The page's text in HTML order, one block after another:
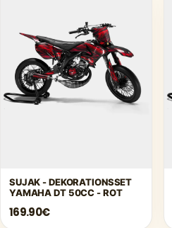
SUJAK - DEKORATIONSSET
YAMAHA DT 50CC - ROT
169.90€